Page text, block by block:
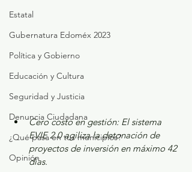
Estatal
Gubernatura Edoméx 2023
Política y Gobierno
Educación y Cultura
Seguridad y Justicia
Denuncia Ciudadana
¿Qué pasa en tus municipios?
Opinión
Cero costo en gestión: El sistema
EVIE 2.0 agiliza la detonación de
proyectos de inversión en máximo 42
días.